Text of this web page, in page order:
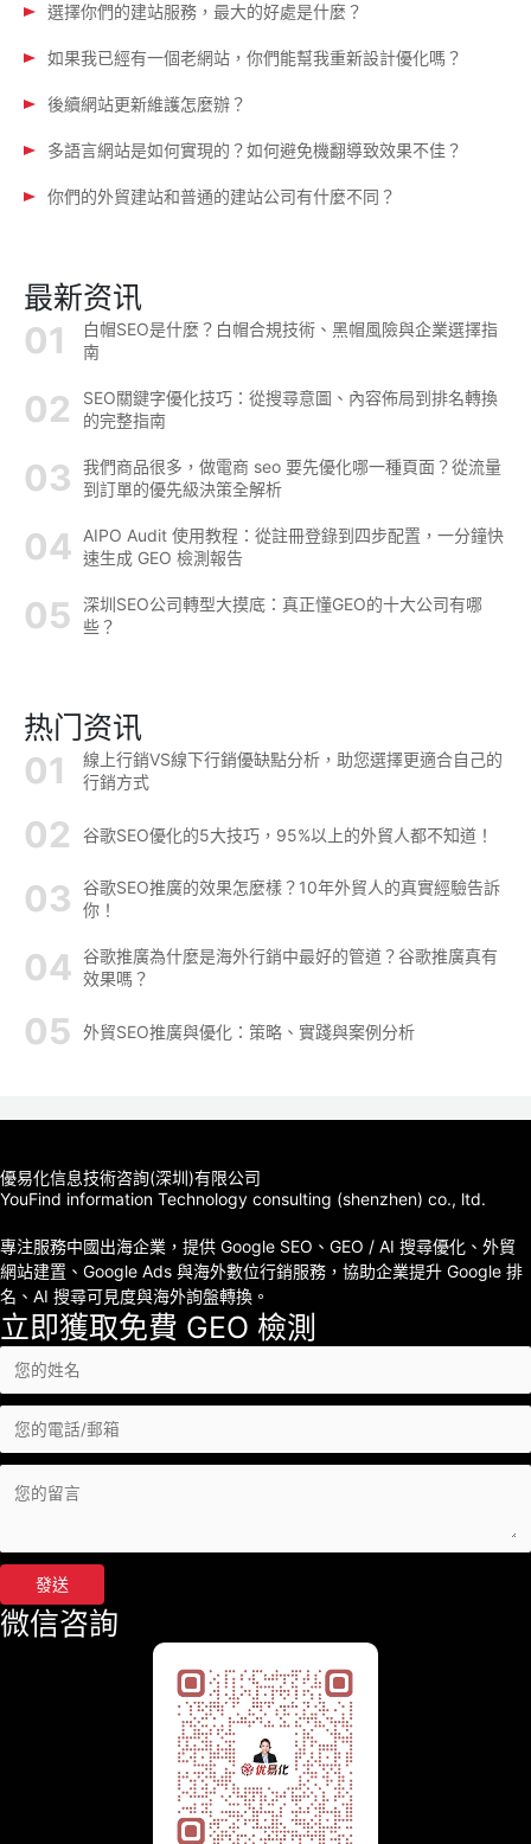
選擇你們的建站服務，最大的好處是什麼？
如果我已經有一個老網站，你們能幫我重新設計優化嗎？
後續網站更新維護怎麼辦？
多語言網站是如何實現的？如何避免機翻導致效果不佳？
你們的外貿建站和普通的建站公司有什麼不同？
最新资讯
白帽SEO是什麼？白帽合規技術、黑帽風險與企業選擇指
南
SEO關鍵字優化技巧：從搜尋意圖、內容佈局到排名轉換
的完整指南
我們商品很多，做電商 seo 要先優化哪一種頁面？從流量
到訂單的優先級決策全解析
AIPO Audit 使用教程：從註冊登錄到四步配置，一分鐘快
速生成 GEO 檢測報告
深圳SEO公司轉型大摸底：真正懂GEO的十大公司有哪
些？
热门资讯
線上行銷VS線下行銷優缺點分析，助您選擇更適合自己的
行銷方式
谷歌SEO優化的5大技巧，95%以上的外貿人都不知道！
谷歌SEO推廣的效果怎麼樣？10年外貿人的真實經驗告訴
你！
谷歌推廣為什麼是海外行銷中最好的管道？谷歌推廣真有
效果嗎？
外貿SEO推廣與優化：策略、實踐與案例分析
優易化信息技術咨詢(深圳)有限公司
YouFind information Technology consulting (shenzhen) co., ltd.
專注服務中國出海企業，提供 Google SEO、GEO / AI 搜尋優化、外貿
網站建置、Google Ads 與海外數位行銷服務，協助企業提升 Google 排
名、AI 搜尋可見度與海外詢盤轉換。
立即獲取免費 GEO 檢測
發送
微信咨詢